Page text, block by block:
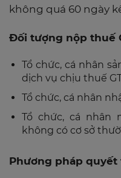
không quá 60 ngày
Đối tượng nộp thuế
Tổ chức, cá nhân
dịch vụ chịu thuế
Tổ chức, cá nhân
Tổ chức, cá nhân
không có cơ sở
Phương pháp quyết